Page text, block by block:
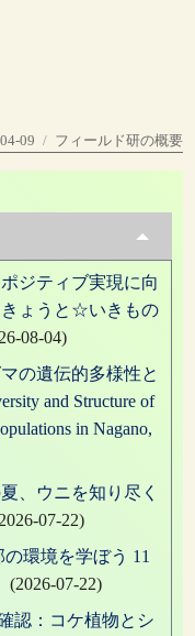
09
カ
リ
フィールド研の概要
ジティブ実現に向
きょうと☆いきもの
08-04)
の遺伝的多様性と
and Structure of
in Nagano,
、ウニを知り尽く
07-22)
環境を学ぼう 11
(2026-07-22)
認：コケ植物とシ